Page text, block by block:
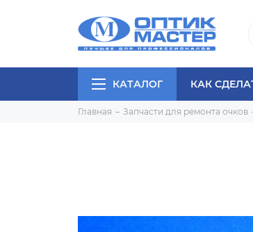
КАТАЛОГ КАК
Главная Запчасти для ремонта очков